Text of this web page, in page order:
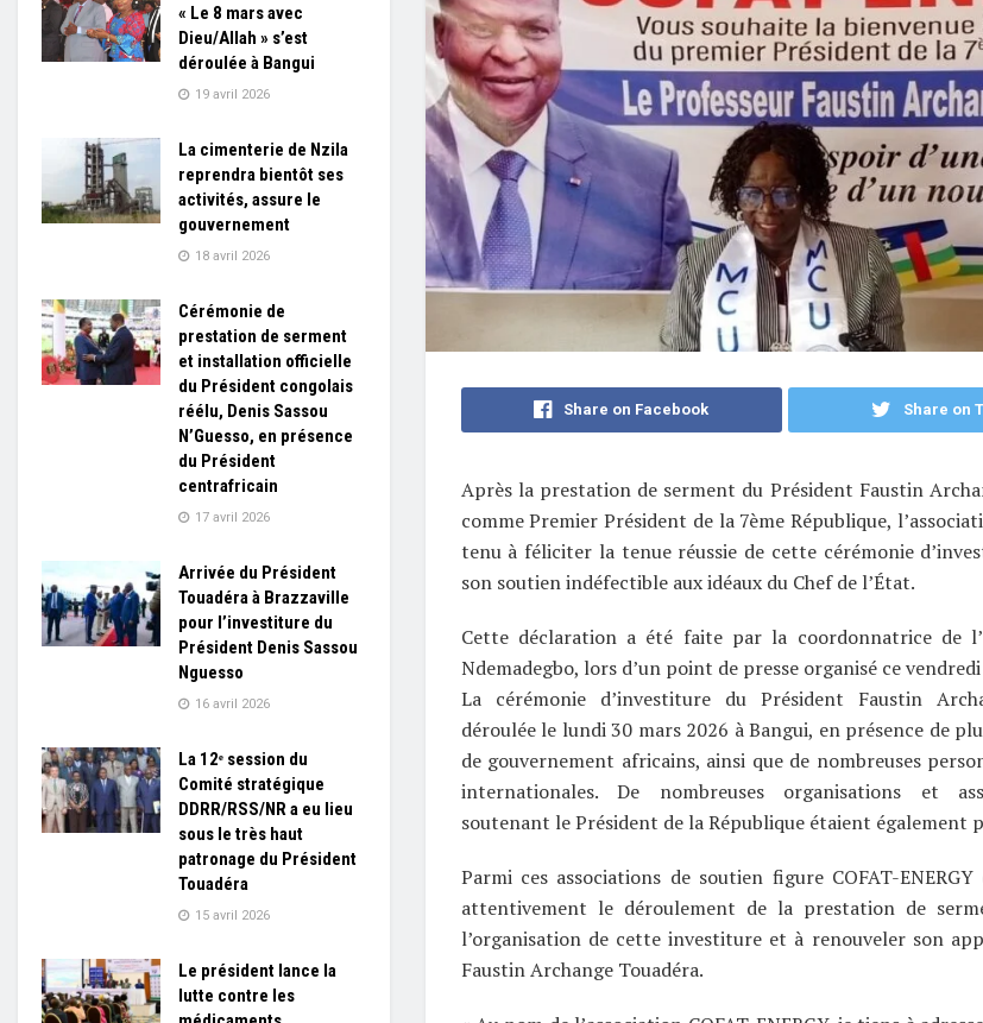
Share on Facebook Share on
Après la prestation de serment du Président Faustin
comme Premier Président de la 7ème République,
tenu à féliciter la tenue réussie de cette cérémonie
son soutien indéfectible aux idéaux du Chef de l’État.
Cette déclaration a été faite par la coordonnatrice de
Ndemadegbo, lors d’un point de presse organisé ce
La cérémonie d’investiture du Président Faustin
déroulée le lundi 30 mars 2026 à Bangui, en présence de
de gouvernement africains, ainsi que de nombreuses
internationales. De nombreuses organisations et
soutenant le Président de la République étaient également
Parmi ces associations de soutien figure COFAT-
attentivement le déroulement de la prestation de
l’organisation de cette investiture et à renouveler son
Faustin Archange Touadéra.
« Le 8 mars avec
Dieu/Allah » s’est
déroulée à Bangui
19 avril 2026
La cimenterie de Nzila
reprendra bientôt ses
activités, assure le
gouvernement
18 avril 2026
Cérémonie de
prestation de serment
et installation officielle
du Président congolais
réélu, Denis Sassou
N’Guesso, en présence
du Président
centrafricain
17 avril 2026
Arrivée du Président
Touadéra à Brazzaville
pour l’investiture du
Président Denis Sassou
Nguesso
16 avril 2026
La 12ᵉ session du
Comité stratégique
DDRR/RSS/NR a eu lieu
sous le très haut
patronage du Président
Touadéra
15 avril 2026
Le président lance la
lutte contre les